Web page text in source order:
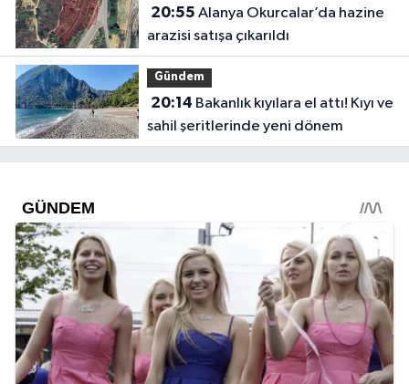
20:55
arazisi satışa çıkarıldı
Gündem
20:14
sahil şeritlerinde yeni dönem